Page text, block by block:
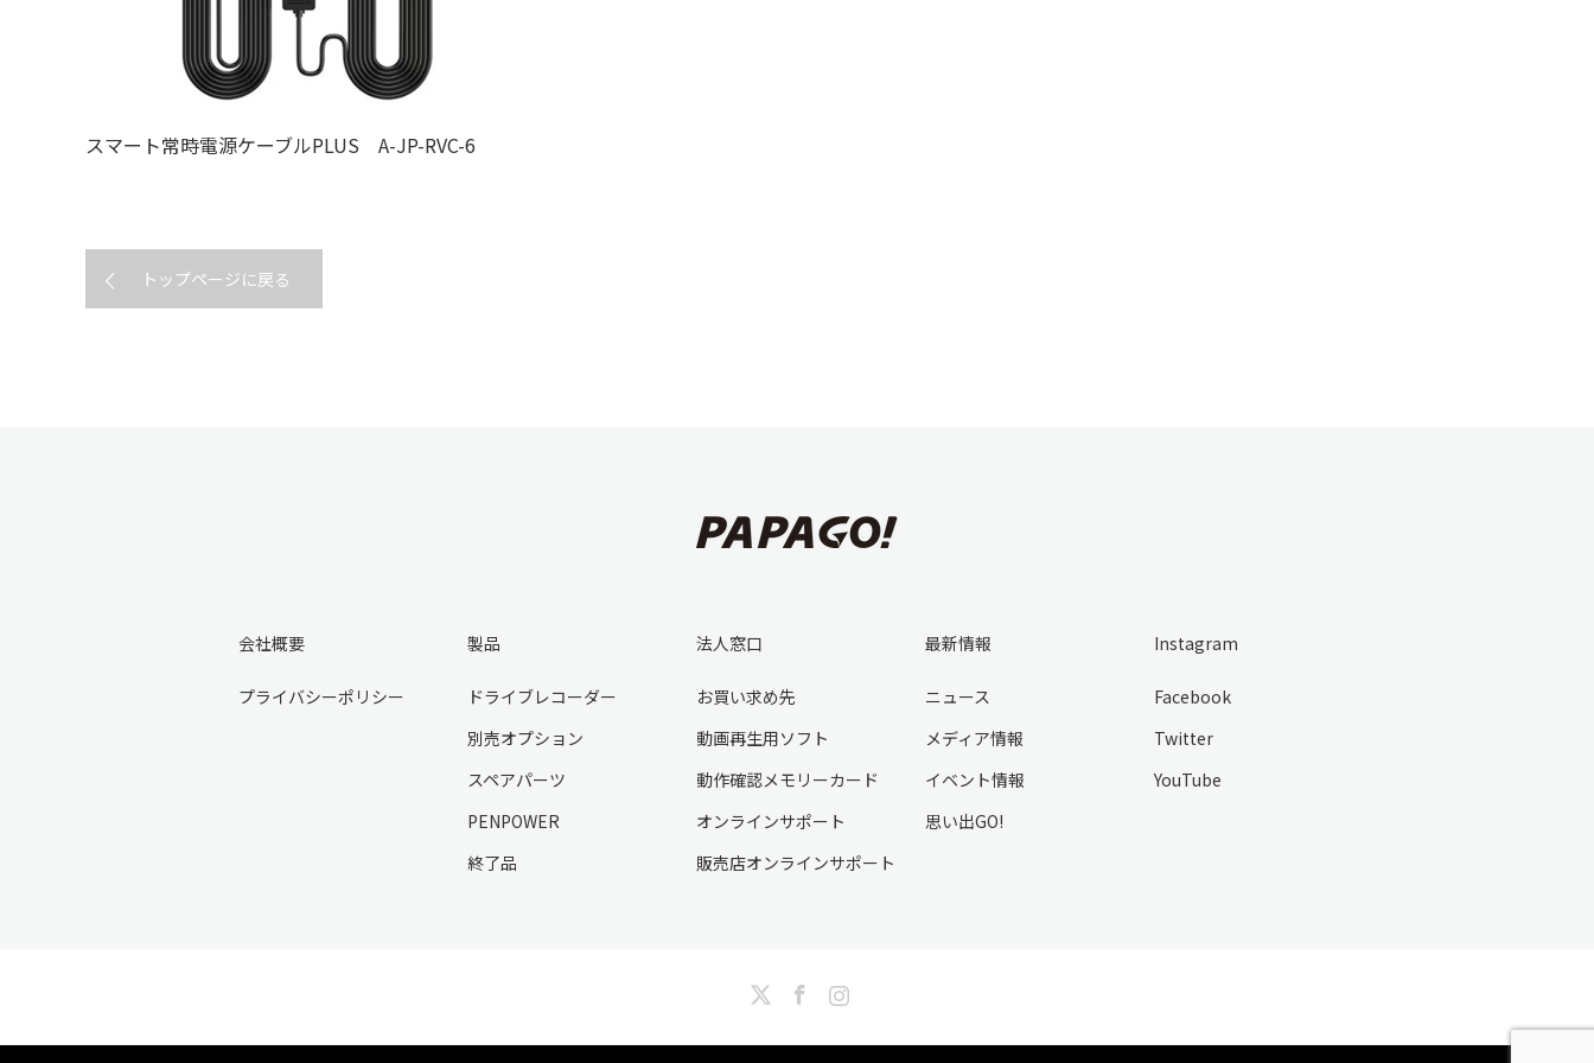
スマート常時電源ケーブルPLUS A-JP-RVC-6
トップページに戻る
会社概要
プライバシーポリシー
製品
ドライブレコーダー
別売オプション
スペアパーツ
PENPOWER
終了品
法人窓口
お買い求め先
動画再生用ソフト
動作確認メモリーカード
オンラインサポート
販売店オンラインサポート
最新情報
ニュース
メディア情報
イベント情報
思い出GO!
Instagram
Facebook
Twitter
YouTube
Instagram